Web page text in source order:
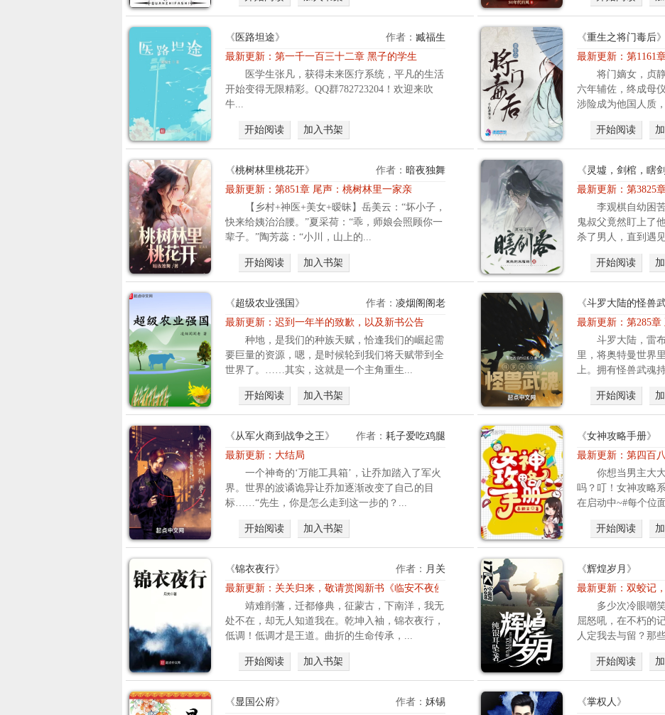
《 医路坦途》 作者： 臧福生
最新更新： 第一千一百三十二章 黑子的学生
医学生张凡，获得未来医疗系统，平凡的生活
开始变得无限精彩。QQ群782723204！欢迎来吹
牛...
开始阅读 加入书架
《重生之将门毒后》
最新更新： 第1161
将门嫡女，贞
六年辅佐，终成母
涉险成为他国人质
开始阅读
《桃树林里桃花开》 作者： 暗夜独舞
最新更新： 第851章 尾声：桃树林里一家亲
【乡村+神医+美女+暧昧】岳美云：“坏小子，
快来给姨治治腰。”夏采荷：“乖，师娘会照顾你一
辈子。”陶芳蕊：“小川，山上的...
开始阅读 加入书架
《 灵墟，剑棺，瞎
最新更新： 第3825
李观棋自幼困
鬼叔父竟然盯上了
杀了男人，直到遇
开始阅读
《超级农业强国 》 作者： 凌烟阁阁老
最新更新： 迟到一年半的致歉，以及新书公告
种地，是我们的种族天赋，恰逢我们的崛起需
要巨量的资源，嗯，是时候轮到我们将天赋带到全
世界了。……其实，这就是一个主角重生...
开始阅读 加入书架
《斗罗大陆的怪兽
最新更新： 第285章
斗罗大陆，雷
里，将奥特曼世界
上。拥有怪兽武魂
开始阅读
《从军火商到战争之王》 作者： 耗子爱吃鸡腿
最新更新： 大结局
一个神奇的‘万能工具箱’，让乔加踏入了军火
界。世界的波谲诡异让乔加逐渐改变了自己的目
标……“先生，你是怎么走到这一步的？...
开始阅读 加入书架
《女神攻略手册》
最新更新： 第四百
你想当男主大
吗？叮！女神攻略
在启动中~#每个位
开始阅读
《锦衣夜行》 作者： 月关
最新更新： 关关归来，敬请赏阅新书《临安不夜侯》
靖难削藩，迁都修典，征蒙古，下南洋，我无
处不在，却无人知道我在。乾坤入袖，锦衣夜行，
低调！低调才是王道。曲折的生命传承，...
开始阅读 加入书架
《辉煌岁月 》
最新更新： 双蛟记
多少次冷眼嘲
屈怒吼，在不朽的
人定我去与留？那
开始阅读
《显国公府》 作者： 姀锡
《掌权人 》